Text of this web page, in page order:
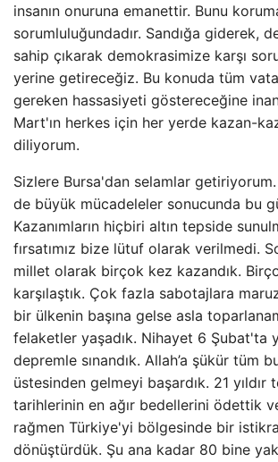
insanın onuruna emanettir. Bunu
sorumluluğundadır. Sandığa giderek,
sahip çıkarak demokrasimize karşı
yerine getireceğiz. Bu konuda tüm
gereken hassasiyeti göstereceğine
Mart'ın herkes için her yerde kazan-
diliyorum.
Sizlere Bursa'dan selamlar
de büyük mücadeleler sonucunda bu
Kazanımların hiçbiri altın tepside
fırsatımız bize lütuf olarak verilmedi.
millet olarak birçok kez kazandık.
karşılaştık. Çok fazla sabotajlara
bir ülkenin başına gelse asla
felaketler yaşadık. Nihayet 6 Şubat'ta
depremle sınandık. Allah’a şükür tüm
üstesinden gelmeyi başardık. 21
tarihlerinin en ağır bedellerini ödettik
rağmen Türkiye'yi bölgesinde bir
dönüştürdük. Şu ana kadar 80 bine